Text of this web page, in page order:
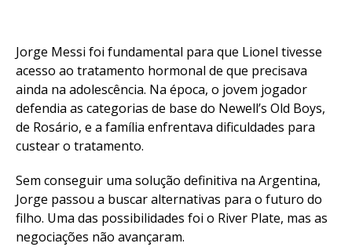
Jorge Messi foi fundamental para que Lionel tivesse
acesso ao tratamento hormonal de que precisava
ainda na adolescência. Na época, o jovem jogador
defendia as categorias de base do Newell’s Old Boys,
de Rosário, e a família enfrentava dificuldades para
custear o tratamento.
Sem conseguir uma solução definitiva na Argentina,
Jorge passou a buscar alternativas para o futuro do
filho. Uma das possibilidades foi o River Plate, mas as
negociações não avançaram.